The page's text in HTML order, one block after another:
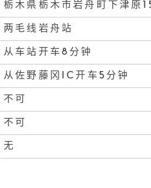
栃木県栃木市岩舟町下津原
两毛线岩舟站
从车站开车8分钟
从佐野藤冈IC开车5分钟
不可
不可
无